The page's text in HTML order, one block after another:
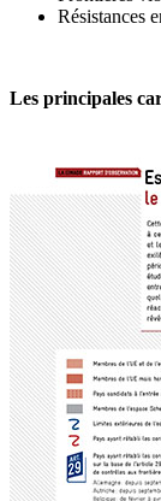
Résistances
Les principales